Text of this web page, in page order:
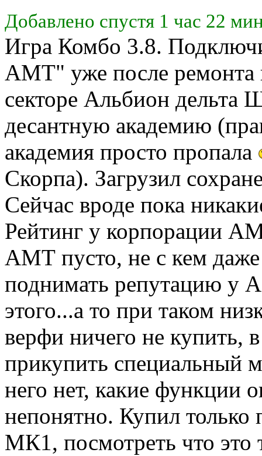
Добавлено спустя 1 час 22
Игра Комбо 3.8.
АМТ" уже после ремонта
секторе Альбион
десантную академию
академия просто пропала
Скорпа). Загрузил
Сейчас вроде пока
Рейтинг у корпорации
АМТ пусто, не с кем
поднимать репутацию у
этого...а то при таком
верфи ничего не купить,
прикупить специальный
него нет, какие функции
непонятно. Купил
МК1, посмотреть что это